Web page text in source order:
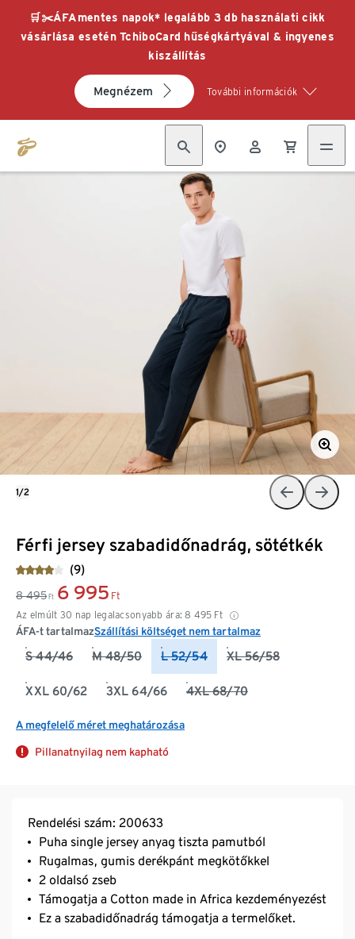
🛒✂️ÁFAmentes napok* legalább 3 db használati cikk
vásárlása esetén TchiboCard hűségkártyával & ingyenes
kiszállítás
Megnézem További információk
Férfi jersey szabadidőnadrág, sötétkék
(9)
8 495 Ft 6 995 Ft
Az elmúlt 30 nap legalacsonyabb ára: 8 495 Ft
ÁFA-t tartalmazSzállítási költséget nem tartalmaz
S 44/46 M 48/50 L 52/54 XL 56/58
XXL 60/62 3XL 64/66 4XL 68/70
A megfelelő méret meghatározása
Pillanatnyilag nem kapható
1/2
Rendelési szám: 200633
Puha single jersey anyag tiszta pamutból
Rugalmas, gumis derékpánt megkötőkkel
2 oldalsó zseb
Támogatja a Cotton made in Africa kezdeményezést
Ez a szabadidőnadrág támogatja a termelőket.